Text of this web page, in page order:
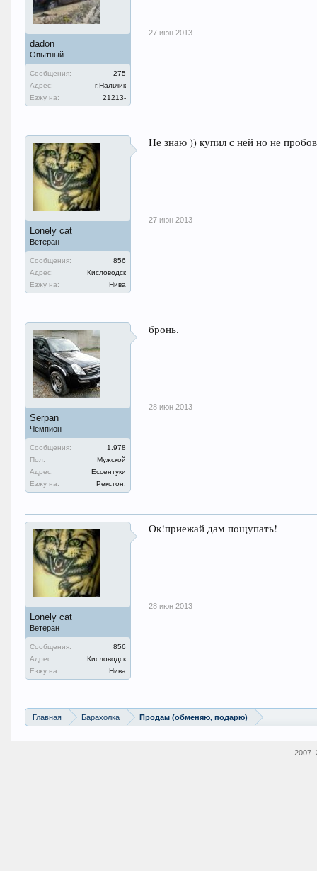
dadon
Опытный
Сообщения:
275
Адрес:
г.Нальчик
Езжу на:
21213-
27 июн 2013
Lonely cat
Ветеран
Сообщения:
856
Адрес:
Кисловодск
Езжу на:
Нива
Не знаю )) купил с ней но не
27 июн 2013
Serpan
Чемпион
Сообщения:
1.978
Пол:
Мужской
Адрес:
Ессентуки
Езжу на:
Рекстон.
бронь.
28 июн 2013
Lonely cat
Ветеран
Сообщения:
856
Адрес:
Кисловодск
Езжу на:
Нива
Ок!приежай дам пощупать!
28 июн 2013
Главная Барахолка Продам (обменяю, подарю)
2007–